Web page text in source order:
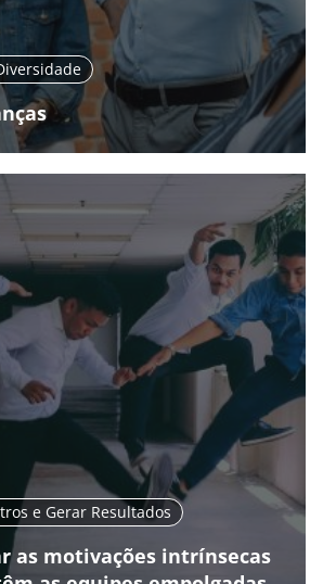
e Gerar Resultados
as motivações intrínsecas